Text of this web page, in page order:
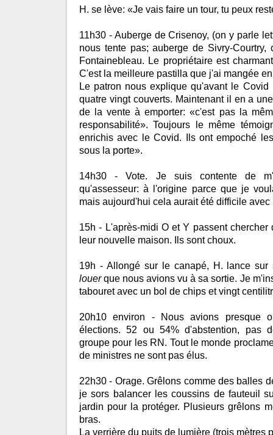
H. se lève: «Je vais faire un tour, tu peux
11h30 - Auberge de Crisenoy, (on y parle
nous tente pas; auberge de Sivry-Courtry,
Fontainebleau. Le propriétaire est
C'est la meilleure pastilla que j'ai mangée
Le patron nous explique qu'avant le
quatre vingt couverts. Maintenant il en a
de la vente à emporter: «c'est pas la
responsabilité». Toujours le même
enrichis avec le Covid. Ils ont empoché
sous la porte».
14h30 - Vote. Je suis contente de
qu'assesseur: à l'origine parce que je
mais aujourd'hui cela aurait été difficile avec
15h - L'après-midi O et Y passent
leur nouvelle maison. Ils sont choux.
19h - Allongé sur le canapé, H. lance
louerque nous avions vu à sa sortie. Je
tabouret avec un bol de chips et vingt
20h10 environ - Nous avions presque
élections. 52 ou 54% d'abstention, pas
groupe pour les RN. Tout le monde
de ministres ne sont pas élus.
22h30 - Orage. Grêlons comme des balles
je sors balancer les coussins de fauteuil
jardin pour la protéger. Plusieurs grêlons
bras.
La verrière du puits de lumière (trois mètres